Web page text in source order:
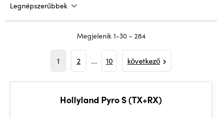
Legnépszerűbbek
Megjelenik 1-30 - 284
1 2 ... 10 következő
Hollyland Pyro S (TX+RX)